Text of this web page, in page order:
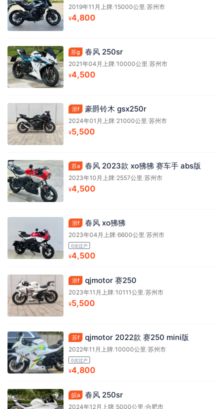
2019年11月上牌/15000公里 /苏州市
¥4,800
苏g 春风 250sr
2021年04月上牌/10000公里 /苏州市
¥4,500
浙f 豪爵铃木 gsx250r
2024年01月上牌/21000公里 /苏州市
¥5,500
苏a 春风 2023款 xo狒狒 赛车手 abs版
2023年10月上牌/2557公里 /苏州市
¥4,500
浙f 春风 xo狒狒
2023年04月上牌/6600公里 /苏州市
0次过户
¥4,500
浙f qjmotor 赛250
2023年11月上牌/10111公里 /苏州市
¥5,500
苏f qjmotor 2022款 赛250 mini版
2022年11月上牌/10000公里 /苏州市
0次过户
¥4,800
皖a 春风 250sr
2024年12月上牌/5000公里 /合肥市